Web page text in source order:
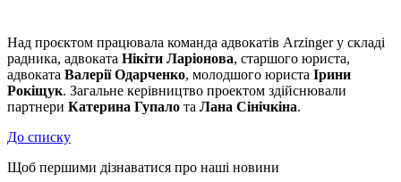
Над проєктом працювала команда адвокатів Arzinger у складі
радника, адвоката Нікіти Ларіонова, старшого юриста,
адвоката Валерії Одарченко, молодшого юриста Ірини
Рокіщук. Загальне керівництво проектом здійснювали
партнери Катерина Гупало та Лана Сінічкіна.
До списку
Щоб першими дізнаватися про наші новини